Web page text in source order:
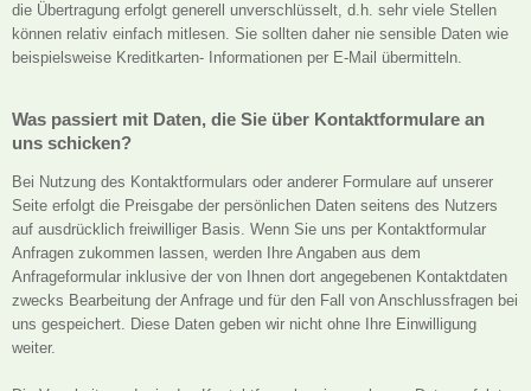
die Übertragung erfolgt generell unverschlüsselt, d.h. sehr viele Stellen
können relativ einfach mitlesen. Sie sollten daher nie sensible Daten wie
beispielsweise Kreditkarten- Informationen per E-Mail übermitteln.
Was passiert mit Daten, die Sie über Kontaktformulare an
uns schicken?
Bei Nutzung des Kontaktformulars oder anderer Formulare auf unserer
Seite erfolgt die Preisgabe der persönlichen Daten seitens des Nutzers
auf ausdrücklich freiwilliger Basis. Wenn Sie uns per Kontaktformular
Anfragen zukommen lassen, werden Ihre Angaben aus dem
Anfrageformular inklusive der von Ihnen dort angegebenen Kontaktdaten
zwecks Bearbeitung der Anfrage und für den Fall von Anschlussfragen bei
uns gespeichert. Diese Daten geben wir nicht ohne Ihre Einwilligung
weiter.